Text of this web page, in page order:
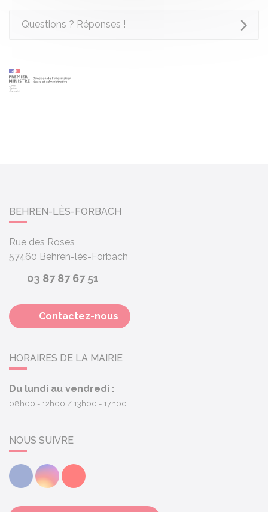
Questions ? Réponses !
BEHREN-LÈS-FORBACH
Rue des Roses
57460 Behren-lès-Forbach
03 87 87 67 51
Contactez-nous
HORAIRES DE LA MAIRIE
Du lundi au vendredi :
08h00 - 12h00 13h00 - 17h00
NOUS SUIVRE
FacebookInstagramYoutube